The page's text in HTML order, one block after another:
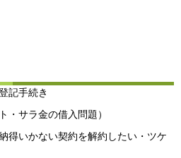
記手続き
・サラ金の借入問題）
得いかない契約を解約したい・ツケ